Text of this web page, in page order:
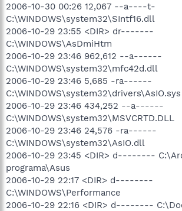
2006-10-30 00:26 12,067 --a----t-
C:\WINDOWS\system32\SIntf16.dll
2006-10-29 23:55 <DIR> dr-------
C:\WINDOWS\AsDmiHtm
2006-10-29 23:46 962,612 --a------
C:\WINDOWS\system32\mfc42d.dll
2006-10-29 23:46 5,685 -ra------
C:\WINDOWS\system32\drivers\AsIO.sys
2006-10-29 23:46 434,252 --a------
C:\WINDOWS\system32\MSVCRTD.DLL
2006-10-29 23:46 24,576 -ra------
C:\WINDOWS\system32\AsIO.dll
2006-10-29 23:45 <DIR> d--------
programa\Asus
2006-10-29 22:17 <DIR> d--------
C:\WINDOWS\Performance
2006-10-29 22:16 <DIR> d--------